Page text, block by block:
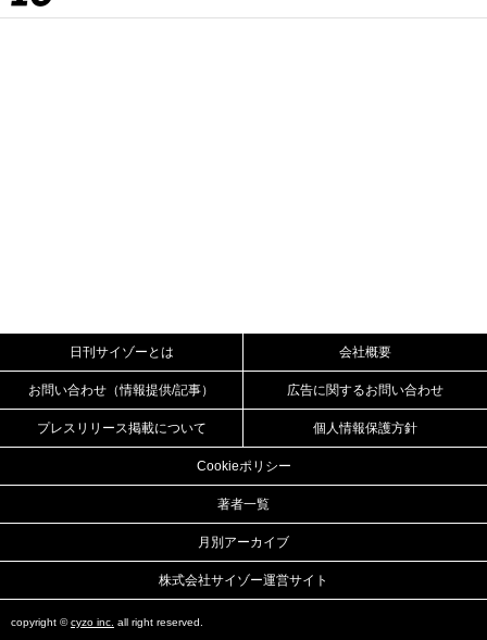
日刊サイゾーとは 会社概要
お問い合わせ（情報提供/記事） 広告に関するお問い合わせ
プレスリリース掲載について 個人情報保護方針
Cookieポリシー
著者一覧
月別アーカイブ
株式会社サイゾー運営サイト
copyright ©cyzo inc. all right reserved.